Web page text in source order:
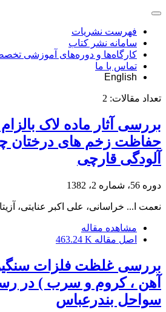
فهرست نشریات
سامانه نشر کتاب
کارگاه‌ها و دوره‌های آموزشی
تماس با ما
English
تعداد مقالات: 2
حفاظت زخم های درختان
آلودگی قارچی
دوره 56، شماره 2، 1382
نعمت ا... خراسانی، علی اکبر عنایتی،
مشاهده مقاله
اصل مقاله 463.24 K
بررسی غلظت فلزات
آهن ، کروم و سرب ) در
سواحل بندرعباس